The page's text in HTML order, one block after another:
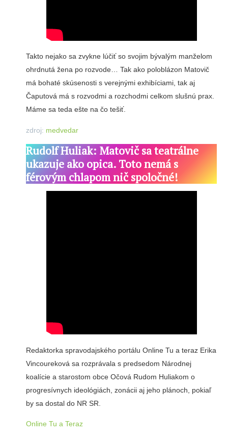
Takto nejako sa zvykne lúčiť so svojim bývalým manželom
ohrdnutá žena po rozvode… Tak ako poloblázon Matovič
má bohaté skúsenosti s verejnými exhibíciami, tak aj
Čaputová má s rozvodmi a rozchodmi celkom slušnú prax.
Máme sa teda ešte na čo tešiť.
zdroj: medvedar
Rudolf Huliak: Matovič sa teatrálne
ukazuje ako opica. Toto nemá s
férovým chlapom nič spoločné!
Redaktorka spravodajského portálu Online Tu a teraz Erika
Vincoureková sa rozprávala s predsedom Národnej
koalície a starostom obce Očová Rudom Huliakom o
progresívnych ideológiách, zonácii aj jeho plánoch, pokiaľ
by sa dostal do NR SR.
Online Tu a Teraz